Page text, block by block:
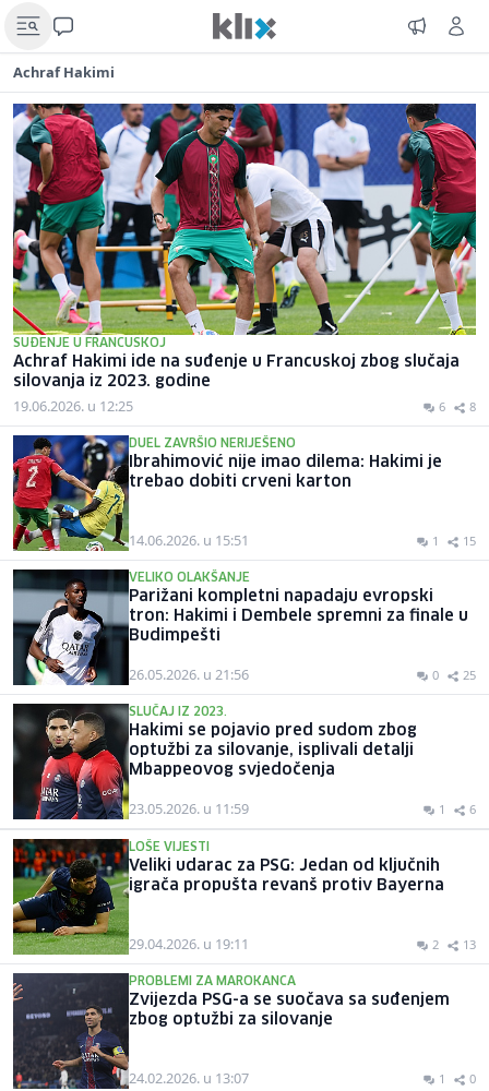
Achraf Hakimi
SUĐENJE U FRANCUSKOJ
Achraf Hakimi ide na suđenje u Francuskoj zbog slučaja
silovanja iz 2023. godine
19.06.2026. u 12:25 6 8
DUEL ZAVRŠIO NERIJEŠENO
Ibrahimović nije imao dilema: Hakimi je
trebao dobiti crveni karton
14.06.2026. u 15:51 1 15
VELIKO OLAKŠANJE
Parižani kompletni napadaju evropski
tron: Hakimi i Dembele spremni za finale u
Budimpešti
26.05.2026. u 21:56 0 25
SLUČAJ IZ 2023.
Hakimi se pojavio pred sudom zbog
optužbi za silovanje, isplivali detalji
Mbappeovog svjedočenja
23.05.2026. u 11:59 1 6
LOŠE VIJESTI
Veliki udarac za PSG: Jedan od ključnih
igrača propušta revanš protiv Bayerna
29.04.2026. u 19:11 2 13
PROBLEMI ZA MAROKANCA
Zvijezda PSG-a se suočava sa suđenjem
zbog optužbi za silovanje
24.02.2026. u 13:07 1 0